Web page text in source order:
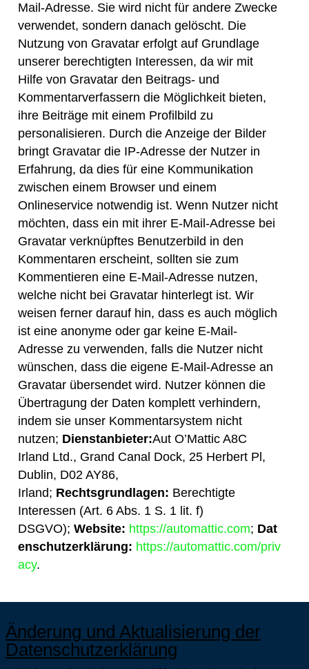
Mail-Adresse. Sie wird nicht für andere Zwecke
verwendet, sondern danach gelöscht. Die
Nutzung von Gravatar erfolgt auf Grundlage
unserer berechtigten Interessen, da wir mit
Hilfe von Gravatar den Beitrags- und
Kommentarverfassern die Möglichkeit bieten,
ihre Beiträge mit einem Profilbild zu
personalisieren. Durch die Anzeige der Bilder
bringt Gravatar die IP-Adresse der Nutzer in
Erfahrung, da dies für eine Kommunikation
zwischen einem Browser und einem
Onlineservice notwendig ist. Wenn Nutzer nicht
möchten, dass ein mit ihrer E-Mail-Adresse bei
Gravatar verknüpftes Benutzerbild in den
Kommentaren erscheint, sollten sie zum
Kommentieren eine E-Mail-Adresse nutzen,
welche nicht bei Gravatar hinterlegt ist. Wir
weisen ferner darauf hin, dass es auch möglich
ist eine anonyme oder gar keine E-Mail-
Adresse zu verwenden, falls die Nutzer nicht
wünschen, dass die eigene E-Mail-Adresse an
Gravatar übersendet wird. Nutzer können die
Übertragung der Daten komplett verhindern,
indem sie unser Kommentarsystem nicht
nutzen; Dienstanbieter:Aut O’Mattic A8C
Irland Ltd., Grand Canal Dock, 25 Herbert Pl,
Dublin, D02 AY86,
Irland; Rechtsgrundlagen: Berechtigte
Interessen (Art. 6 Abs. 1 S. 1 lit. f)
DSGVO); Website: https://automattic.com; Dat
enschutzerklärung: https://automattic.com/priv
acy.
Änderung und Aktualisierung der
Datenschutzerklärung